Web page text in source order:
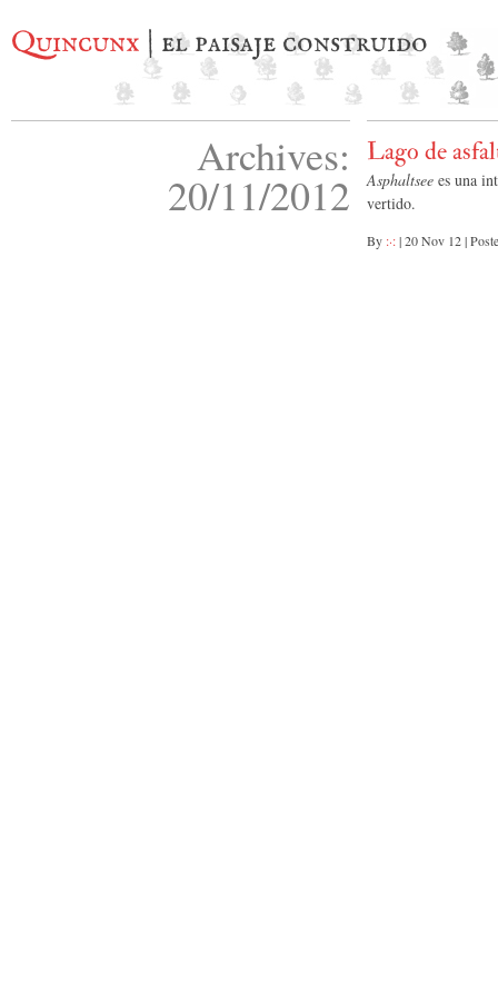
Quincunx | el paisaje construido
Archives:
20/11/2012
Lago de
Asphaltsee es una
vertido.
By :·:|20 Nov 12|